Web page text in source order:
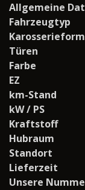
Allgemeine
Fahrzeugtyp
Karosserieform
Türen
Farbe
EZ
km-Stand
kW / PS
Kraftstoff
Hubraum
Standort
Lieferzeit
Unsere